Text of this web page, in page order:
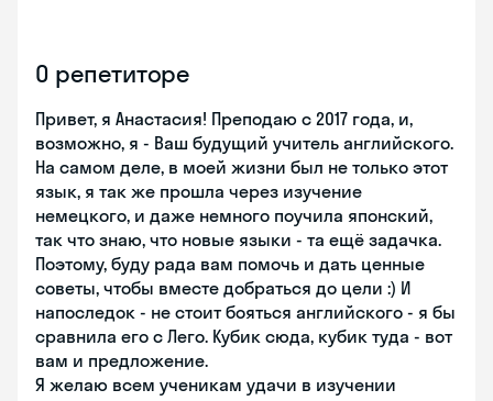
О репетиторе
Привет, я Анастасия! Преподаю с 2017 года, и,
возможно, я - Ваш будущий учитель английского.
На самом деле, в моей жизни был не только этот
язык, я так же прошла через изучение
немецкого, и даже немного поучила японский,
так что знаю, что новые языки - та ещё задачка.
Поэтому, буду рада вам помочь и дать ценные
советы, чтобы вместе добраться до цели :) И
напоследок - не стоит бояться английского - я бы
сравнила его с Лего. Кубик сюда, кубик туда - вот
вам и предложение.
Я желаю всем ученикам удачи в изучении